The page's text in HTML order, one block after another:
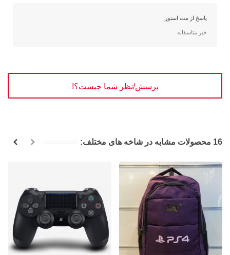
پاسخ از مت استور:
خیر متاسفانه
پرسش/نظر شما چیست؟!
16 محصولات مشابه در شاخه های مختلف: